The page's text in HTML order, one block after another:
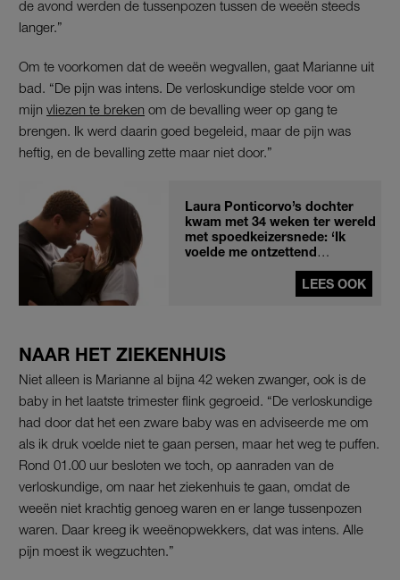
de avond werden de tussenpozen tussen de weeën steeds
langer.”
Om te voorkomen dat de weeën wegvallen, gaat Marianne uit
bad. “De pijn was intens. De verloskundige stelde voor om
mijn vliezen te breken om de bevalling weer op gang te
brengen. Ik werd daarin goed begeleid, maar de pijn was
heftig, en de bevalling zette maar niet door.”
Laura Ponticorvo’s dochter
kwam met 34 weken ter wereld
met spoedkeizersnede: ‘Ik
voelde me ontzettend
LEES OOK
NAAR HET ZIEKENHUIS
Niet alleen is Marianne al bijna 42 weken zwanger, ook is de
baby in het laatste trimester flink gegroeid. “De verloskundige
had door dat het een zware baby was en adviseerde me om
als ik druk voelde niet te gaan persen, maar het weg te puffen.
Rond 01.00 uur besloten we toch, op aanraden van de
verloskundige, om naar het ziekenhuis te gaan, omdat de
weeën niet krachtig genoeg waren en er lange tussenpozen
waren. Daar kreeg ik weeënopwekkers, dat was intens. Alle
pijn moest ik wegzuchten.”